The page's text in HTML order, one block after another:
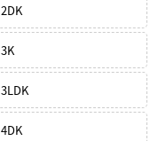
2DK
3K
3LDK
4DK